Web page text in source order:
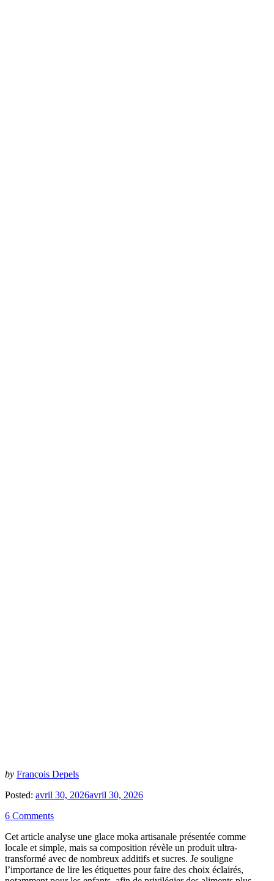
by François Depels
Posted: avril 30, 2026avril 30, 2026
6 Comments
Cet article analyse une glace moka artisanale présentée comme
locale et simple, mais sa composition révèle un produit ultra-
transformé avec de nombreux additifs et sucres. Je souligne
l’importance de lire les étiquettes pour faire des choix éclairés,